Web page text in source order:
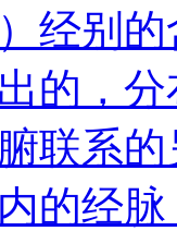
经别
的，
联系
的经